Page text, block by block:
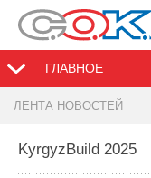
ГЛАВНОЕ
ЛЕНТА НОВОСТЕЙ
KyrgyzBuild 2025